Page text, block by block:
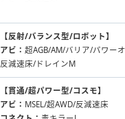
【反射/バランス型/ロボット】
アビ： 超AGB/AM/バリア/パワー
反減速床/ドレインM
【貫通/超パワー型/コスモ】
アビ： MSEL/超AWD/反減速床